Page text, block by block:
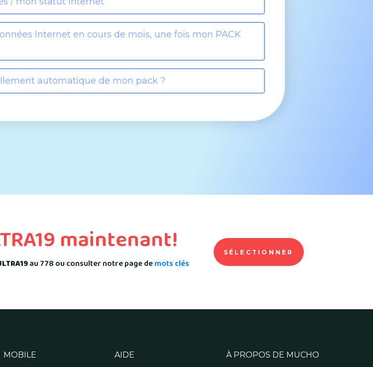
Internet en cours de mois, une fois mon PACK
automatique de mon pack ?
maintenant!
au 778 ou consulter notre page demots clés
SÉLECTIONNER
MOBILE AIDE À PROPOS DE MUCHO